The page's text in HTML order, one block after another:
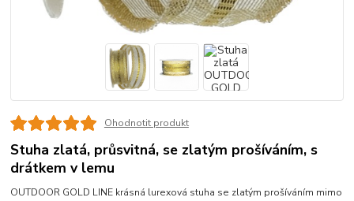
Ohodnotit produkt
Stuha zlatá, průsvitná, se zlatým prošíváním, s
drátkem v lemu
OUTDOOR GOLD LINE krásná lurexová stuha se zlatým prošíváním mimo